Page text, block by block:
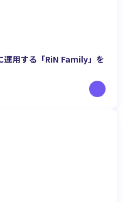
運用する「RiN Family」を